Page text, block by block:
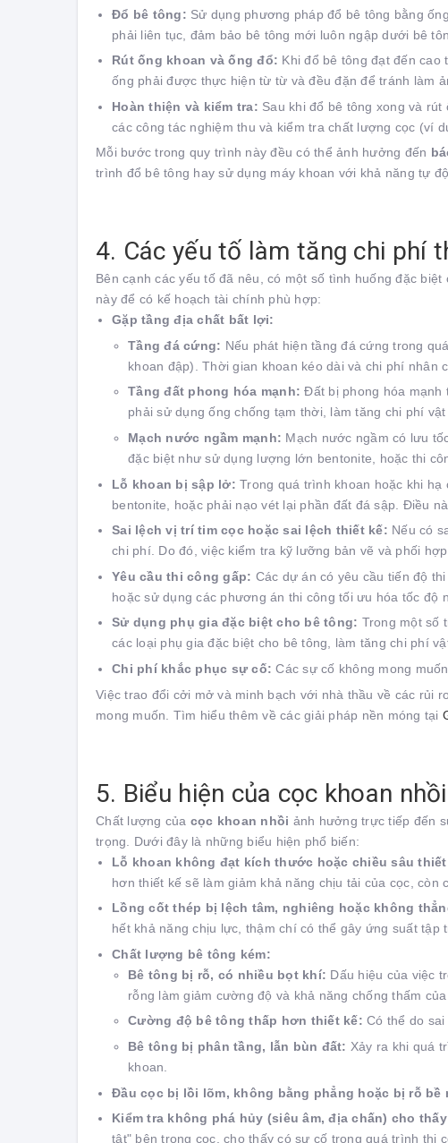
Đổ bê tông: Sử dụng phương pháp đổ bê tông bằng
phải liên tục, đảm bảo bê tông mới luôn ngập dưới bê
Rút ống khoan và ống đổ: Khi đổ bê tông đạt đến
ống phải được thực hiện từ từ và đều đặn để tránh làm
Hoàn thiện và kiểm tra: Sau khi đổ bê tông xong và
các công tác nghiệm thu và kiểm tra chất lượng cọc (ví
Mỗi bước trong quy trình này đều có thể ảnh hưởng đến
trình đổ bê tông hay sử dụng máy khoan với khả năng tự
4. Các yếu tố làm tăng chi phí
Bên cạnh các yếu tố đã nêu, có một số tình huống đặc biệt
này để có kế hoạch tài chính phù hợp:
Gặp tầng địa chất bất lợi:
Tầng đá cứng: Nếu phát hiện tầng đá cứng trong
khoan đập). Thời gian khoan kéo dài và chi phí nhân
Tầng đất phong hóa mạnh: Đất bị phong hóa mạnh
phải sử dụng ống chống tạm thời, làm tăng chi phí
Mạch nước ngầm mạnh: Mạch nước ngầm có lưu
đặc biệt như sử dụng lượng lớn bentonite, hoặc thi
Lỗ khoan bị sập lở: Trong quá trình khoan hoặc khi
bentonite, hoặc phải nạo vét lại phần đất đá sập. Điều
Sai lệch vị trí tim cọc hoặc sai lệch thiết kế: Nếu có
chi phí. Do đó, việc kiểm tra kỹ lưỡng bản vẽ và phối
Yêu cầu thi công gấp: Các dự án có yêu cầu tiến độ
hoặc sử dụng các phương án thi công tối ưu hóa tốc độ
Sử dụng phụ gia đặc biệt cho bê tông: Trong một số
các loại phụ gia đặc biệt cho bê tông, làm tăng chi phí
Chi phí khắc phục sự cố: Các sự cố không mong
Việc trao đổi cởi mở và minh bạch với nhà thầu về các rủi
mong muốn. Tìm hiểu thêm về các giải pháp nền móng tại
5. Biểu hiện của cọc khoan
Chất lượng của cọc khoan nhồi ảnh hưởng trực tiếp đến
trọng. Dưới đây là những biểu hiện phổ biến:
Lỗ khoan không đạt kích thước hoặc chiều sâu thiết
hơn thiết kế sẽ làm giảm khả năng chịu tải của cọc,
Lồng cốt thép bị lệch tâm, nghiêng hoặc không
hết khả năng chịu lực, thậm chí có thể gây ứng suất tập
Chất lượng bê tông kém:
Bê tông bị rỗ, có nhiều bọt khí: Dấu hiệu của việc
rỗng làm giảm cường độ và khả năng chống thấm của
Cường độ bê tông thấp hơn thiết kế: Có thể do
Bê tông bị phân tầng, lẫn bùn đất: Xảy ra khi quá
khoan.
Đầu cọc bị lồi lõm, không bằng phẳng hoặc bị rỗ bề
Kiểm tra không phá hủy (siêu âm, địa chấn) cho
tật" bên trong cọc, cho thấy có sự cố trong quá trình thi